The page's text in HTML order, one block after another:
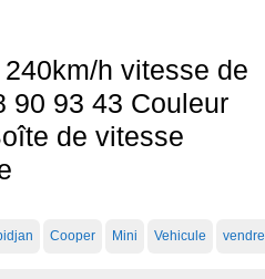
h vitesse de
90 93 43 Couleur
de vitesse
Cooper Mini Vehicule vendre